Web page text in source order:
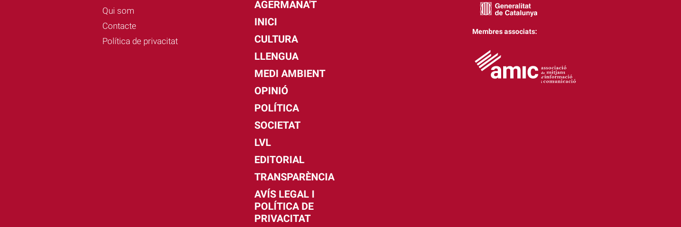
Qui som
Contacte
Política de privacitat
AGERMANA'T
INICI
CULTURA
LLENGUA
MEDI AMBIENT
OPINIÓ
POLÍTICA
SOCIETAT
LVL
EDITORIAL
TRANSPARÈNCIA
AVÍS LEGAL I
POLÍTICA DE
PRIVACITAT
Membres associats: